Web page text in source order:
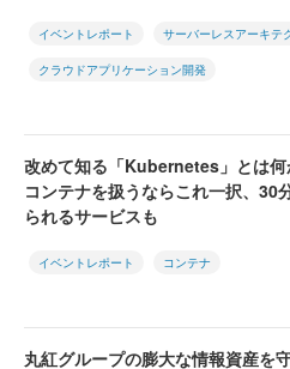
イベントレポート サーバーレスアーキテ
クラウドアプリケーション開発
改めて知る「Kubernetes」とは
コンテナを扱うならこれ一択、30
られるサービスも
イベントレポート コンテナ
丸紅グループの膨大な情報資産